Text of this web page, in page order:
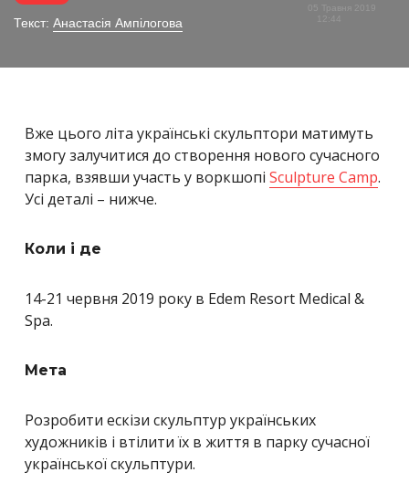
Текст: Анастасія Ампілогова
05 Травня 2019
Вже цього літа українські скульптори матимуть
змогу залучитися до створення нового сучасного
парка, взявши участь у воркшопі Sculpture Camp.
Усі деталі – нижче.
Коли і де
14-21 червня 2019 року в Edem Resort Medical &
Spa.
Мета
Розробити ескізи скульптур українських
художників і втілити їх в життя в парку сучасної
української скульптури.